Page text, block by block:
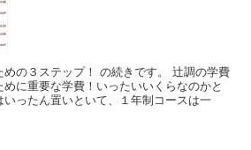
の３ステップ！ の続きです。 辻調の学費
に重要な学費！いったいいくらなのかと
ったん置いといて、１年制コースは一